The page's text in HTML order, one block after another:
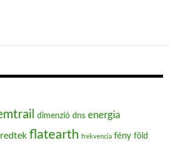
dimenzió dns energia
flatearth frekvencia fény föld